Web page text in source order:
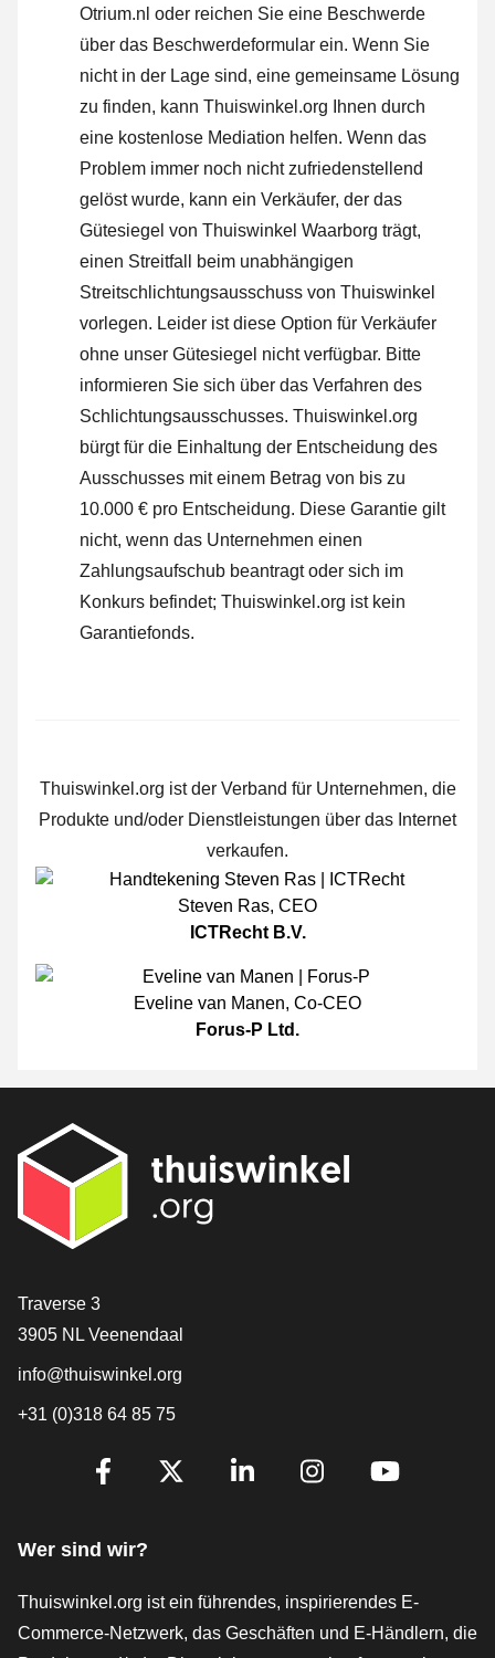
Otrium.nl oder reichen Sie eine Beschwerde
über das Beschwerdeformular ein. Wenn Sie
nicht in der Lage sind, eine gemeinsame Lösung
zu finden, kann Thuiswinkel.org Ihnen durch
eine kostenlose Mediation helfen. Wenn das
Problem immer noch nicht zufriedenstellend
gelöst wurde, kann ein Verkäufer, der das
Gütesiegel von Thuiswinkel Waarborg trägt,
einen Streitfall beim unabhängigen
Streitschlichtungsausschuss von Thuiswinkel
vorlegen. Leider ist diese Option für Verkäufer
ohne unser Gütesiegel nicht verfügbar. Bitte
informieren Sie sich über das Verfahren des
Schlichtungsausschusses. Thuiswinkel.org
bürgt für die Einhaltung der Entscheidung des
Ausschusses mit einem Betrag von bis zu
10.000 € pro Entscheidung. Diese Garantie gilt
nicht, wenn das Unternehmen einen
Zahlungsaufschub beantragt oder sich im
Konkurs befindet; Thuiswinkel.org ist kein
Garantiefonds.
Thuiswinkel.org ist der Verband für Unternehmen, die
Produkte und/oder Dienstleistungen über das Internet
verkaufen.
Steven Ras, CEO
ICTRecht B.V.
Eveline van Manen, Co-CEO
Forus-P Ltd.
[_General:Contact]
Traverse 3
3905 NL Veenendaal
info@thuiswinkel.org
+31 (0)318 64 85 75
[_General:SocialMediaTitle]
Wer sind wir?
Thuiswinkel.org ist ein führendes, inspirierendes E-
Commerce-Netzwerk, das Geschäften und E-Händlern, die